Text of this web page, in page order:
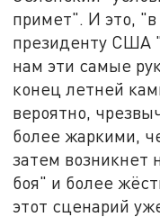
примет". И это,
президенту США
нам эти самые
конец летней
вероятно,
более жаркими,
затем возникнет
боя" и более
этот сценарий